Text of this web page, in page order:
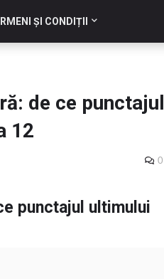
ȘI CONDIȚII
de ce punctajul
12
0
punctajul ultimului